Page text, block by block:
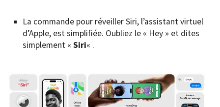
La commande pour réveiller Siri, l’assistant virtuel
d’Apple, est simplifiée. Oubliez le « Hey » et dites
simplement « Siri« .